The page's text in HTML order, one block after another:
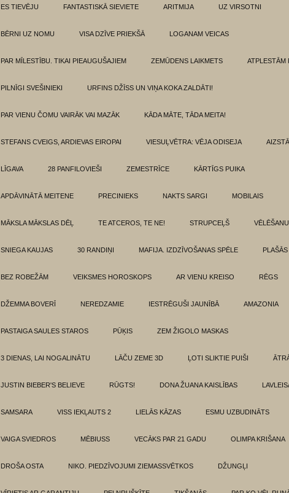
ES TIEVĒJU FANTASTISKĀ SIEVIETE ARITMIJA UZ VIRSOTNI
BĒRNI UZ NOMU VISA DZĪVE PRIEKŠĀ LOGANAM VEICAS
PAR MĪLESTĪBU. TIKAI PIEAUGUŠAJIEM ZEMŪDENS LAIKMETS ATPLESTĀM
PILNĪGI SVEŠINIEKI URFINS DŽĪSS UN VIŅA KOKA ZALDĀTI!
PAR VIENU ČOMU VAIRĀK VAI MAZĀK KĀDA MĀTE, TĀDA MEITA!
STEFANS CVEIGS, ARDIEVAS EIROPAI VIESUĻVĒTRA: VĒJA ODISEJA
LĪGAVA 28 PANFILOVIEŠI ZEMESTRĪCE KĀRTĪGS PUIKA
APDĀVINĀTĀ MEITENE PRECINIEKS NAKTS SARGI MOBILAIS
MĀKSLA MĀKSLAS DĒĻ TE ATCEROS, TE NE! STRUPCEĻŠ
SNIEGA KAUJAS 30 RANDIŅI MAFIJA. IZDZĪVOŠANAS SPĒLE
BEZ ROBEŽĀM VEIKSMES HOROSKOPS AR VIENU KREISO RĒGS
DŽEMMA BOVERĪ NEREDZAMIE IESTRĒGUŠI JAUNĪBĀ AMAZONIA
PASTAIGA SAULES STAROS PŪĶIS ZEM ŽIGOLO MASKAS
3 DIENAS, LAI NOGALINĀTU LĀČU ZEME 3D ĻOTI SLIKTIE PUIŠI
JUSTIN BIEBER'S BELIEVE RŪGTS! DONA ŽUANA KAISLĪBAS
SAMSARA VISS IEKĻAUTS 2 LIELĀS KĀZAS ESMU UZBUDINĀTS
VAIGA SVIEDROS MĒBIUSS VECĀKS PAR 21 GADU OLIMPA KRIŠANA
DROŠA OSTA NIKO. PIEDZĪVOJUMI ZIEMASSVĒTKOS DŽUNGĻI